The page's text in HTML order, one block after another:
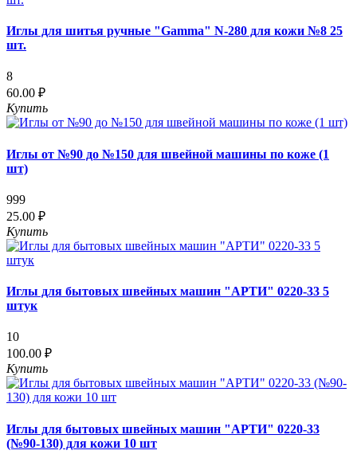
Иглы для шитья ручные "Gamma" N-280 для кожи №8 25
шт.
8
60.00 ₽
Купить
Иглы от №90 до №150 для швейной машины по коже (1
шт)
999
25.00 ₽
Купить
Иглы для бытовых швейных машин "АРТИ" 0220-33 5
штук
10
100.00 ₽
Купить
Иглы для бытовых швейных машин "АРТИ" 0220-33
(№90-130) для кожи 10 шт